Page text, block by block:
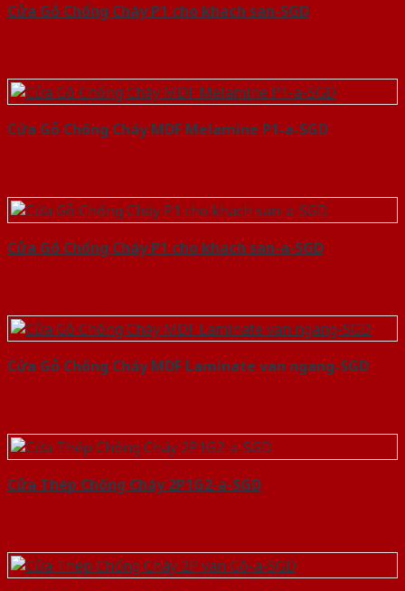
Cửa Gỗ Chống Cháy P1 cho khach san-SGD
Cửa Gỗ Chống Cháy MDF Melamine P1-a-SGD
Cửa Gỗ Chống Cháy P1 cho khach san-a-SGD
Cửa Gỗ Chống Cháy MDF Laminate van ngang-SGD
Cửa Thép Chống Cháy 2P1G2-a-SGD